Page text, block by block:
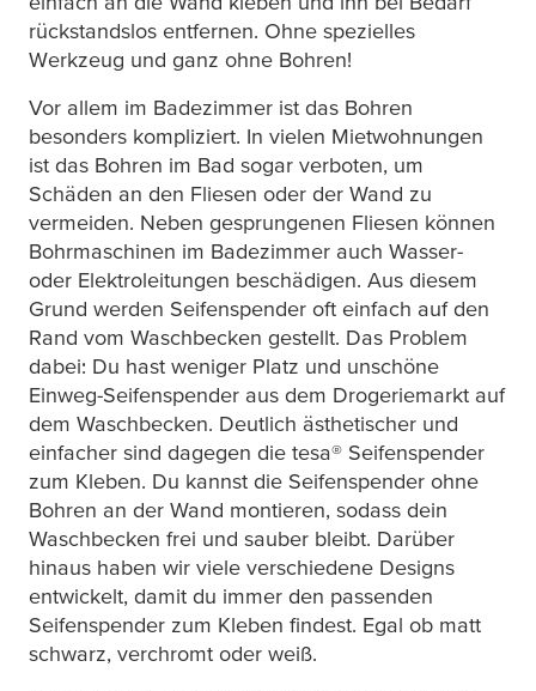
rückstandslos entfernen. Ohne spezielles
Werkzeug und ganz ohne Bohren!
Vor allem im Badezimmer ist das Bohren
besonders kompliziert. In vielen Mietwohnungen
ist das Bohren im Bad sogar verboten, um
Schäden an den Fliesen oder der Wand zu
vermeiden. Neben gesprungenen Fliesen können
Bohrmaschinen im Badezimmer auch Wasser-
oder Elektroleitungen beschädigen. Aus diesem
Grund werden Seifenspender oft einfach auf den
Rand vom Waschbecken gestellt. Das Problem
dabei: Du hast weniger Platz und unschöne
Einweg-Seifenspender aus dem Drogeriemarkt auf
dem Waschbecken. Deutlich ästhetischer und
einfacher sind dagegen die tesa® Seifenspender
zum Kleben. Du kannst die Seifenspender ohne
Bohren an der Wand montieren, sodass dein
Waschbecken frei und sauber bleibt. Darüber
hinaus haben wir viele verschiedene Designs
entwickelt, damit du immer den passenden
Seifenspender zum Kleben findest. Egal ob matt
schwarz, verchromt oder weiß.